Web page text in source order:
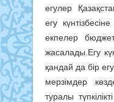
егулер
егу
екпелер
жасалады.Егу
қандай да бір
мерзімдер
туралы